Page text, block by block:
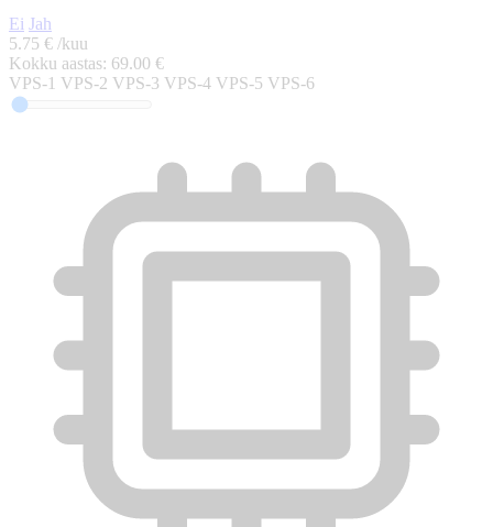
Ei Jah
5.75 € /kuu
Kokku aastas: 69.00 €
VPS-1 VPS-2 VPS-3 VPS-4 VPS-5 VPS-6